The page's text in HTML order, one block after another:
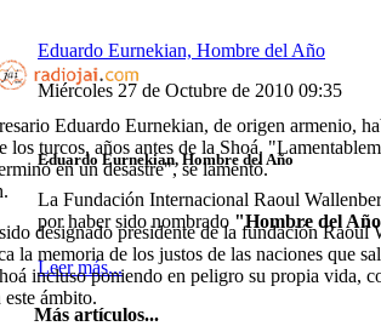
Eduardo Eurnekian, de origen armenio,
los turcos, años antes de la Shoá.
en un desastre", se lamentó.
designado presidente de la fundación Raoul
la memoria de los justos de las naciones que
incluso poniendo en peligro su propia vida,
ámbito.
Eduardo Eurnekian, Hombre del Año
Miércoles 27 de Octubre de 2010 09:35
Eduardo Eurnekian, Hombre del Año
La Fundación Internacional Raoul
por haber sido nombrado "Hombre del
Leer más...
Más artículos...